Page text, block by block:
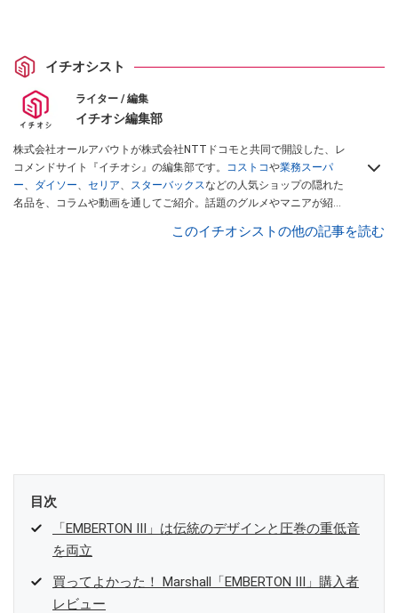
イチオシスト
ライター / 編集
イチオシ編集部
株式会社オールアバウトが株式会社NTTドコモと共同で開設した、レ
コメンドサイト『イチオシ』の編集部です。 コストコや業務スーパ
ー、 ダイソー、 セリア、 スターバックスなどの人気ショップの隠れた
名品を、コラムや動画を通してご紹介。話題のグルメやマニアが紹介
インフルエンサーが実際に使用してレビューしています。毎日トレン
このイチオシストの他の記事を読む
目次
「EMBERTON III」は伝統のデザインと圧巻の重低音
を両立
買ってよかった！ Marshall「EMBERTON III」購入者
レビュー